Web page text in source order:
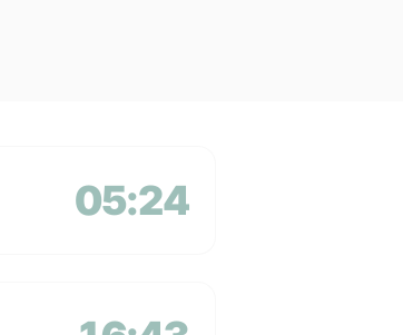
05:24